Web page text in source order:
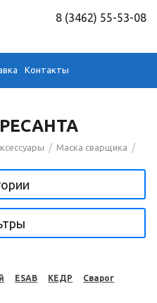
8 (3462) 55-53-08
Контакты
/ Маска сварщика /
ESAB КЕДР
Сварог